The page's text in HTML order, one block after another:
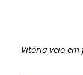
Vitória veio